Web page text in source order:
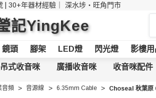
| 30+年器材經驗｜ 深水埗・旺角門市
記YingKee
鏡頭 腳架 LED燈 閃光燈 影樓用
式收音咪 廣播收音咪 收音咪配件
音頻 音源線 6.35mm Cable Choseal 秋葉